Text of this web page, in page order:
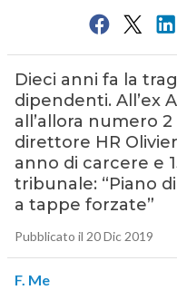
Dieci anni fa la
dipendenti. All’ex
all’allora numero
direttore HR
anno di carcere e
tribunale: “Piano
a tappe forzate”
Pubblicato il 20 Dic 2019
F. Me